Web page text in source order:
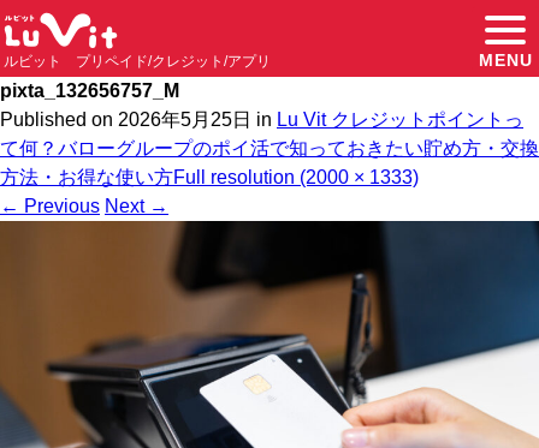
ルビット プリペイド/クレジット/アプリ MENU
pixta_132656757_M
Published on 2026年5月25日 in Lu Vit クレジットポイントっ
て何？バローグループのポイ活で知っておきたい貯め方・交換
方法・お得な使い方Full resolution (2000 × 1333)
← Previous Next →